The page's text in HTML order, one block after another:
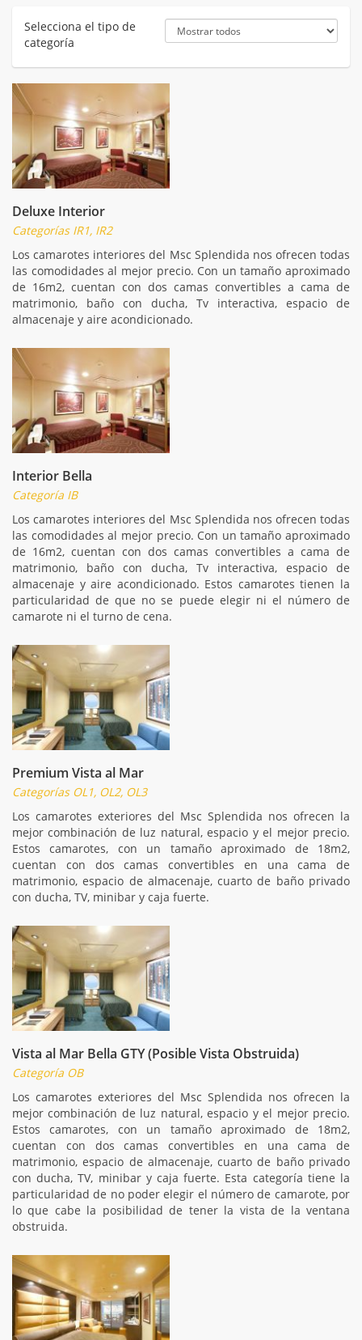
Selecciona el tipo de
categoría
Deluxe Interior
Categorías IR1, IR2
Los camarotes interiores del Msc Splendida nos ofrecen todas
las comodidades al mejor precio. Con un tamaño aproximado
de 16m2, cuentan con dos camas convertibles a cama de
matrimonio, baño con ducha, Tv interactiva, espacio de
almacenaje y aire acondicionado.
Interior Bella
Categoría IB
Los camarotes interiores del Msc Splendida nos ofrecen todas
las comodidades al mejor precio. Con un tamaño aproximado
de 16m2, cuentan con dos camas convertibles a cama de
matrimonio, baño con ducha, Tv interactiva, espacio de
almacenaje y aire acondicionado. Estos camarotes tienen la
particularidad de que no se puede elegir ni el número de
camarote ni el turno de cena.
Premium Vista al Mar
Categorías OL1, OL2, OL3
Los camarotes exteriores del Msc Splendida nos ofrecen la
mejor combinación de luz natural, espacio y el mejor precio.
Estos camarotes, con un tamaño aproximado de 18m2,
cuentan con dos camas convertibles en una cama de
matrimonio, espacio de almacenaje, cuarto de baño privado
con ducha, TV, minibar y caja fuerte.
Vista al Mar Bella GTY (Posible Vista Obstruida)
Categoría OB
Los camarotes exteriores del Msc Splendida nos ofrecen la
mejor combinación de luz natural, espacio y el mejor precio.
Estos camarotes, con un tamaño aproximado de 18m2,
cuentan con dos camas convertibles en una cama de
matrimonio, espacio de almacenaje, cuarto de baño privado
con ducha, TV, minibar y caja fuerte. Esta categoría tiene la
particularidad de no poder elegir el número de camarote, por
lo que cabe la posibilidad de tener la vista de la ventana
obstruida.